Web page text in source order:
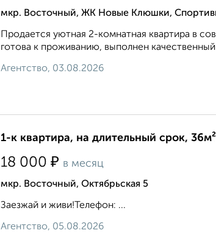
мкр. Восточный, ЖК Новые Клюшки,
Продается уютная 2-комнатная квартира в
готова к проживанию, выполнен
Агентство, 03.08.2026
1-к квартира, на длительный срок,
18 000 ₽ в месяц
мкр. Восточный, Октябрьская 5
Заезжай и живи!Телефон: ...
Агентство, 05.08.2026